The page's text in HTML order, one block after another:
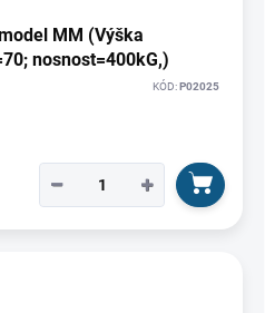
MM (Výška
nosnost=400kG,)
KÓD:P02025
+
−